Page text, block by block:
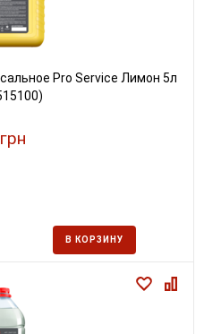
Pro Service Лимон 5л
В КОРЗИНУ